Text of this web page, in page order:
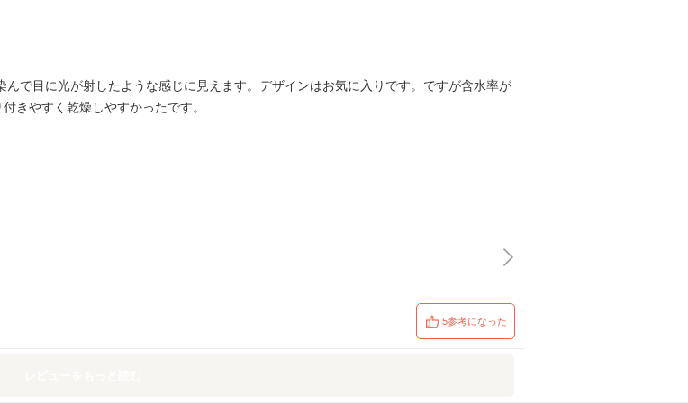
で目に光が射したような感じに見えます。デザインはお気に入りです。ですが含水率が
きやすく乾燥しやすかったです。
5参考になった